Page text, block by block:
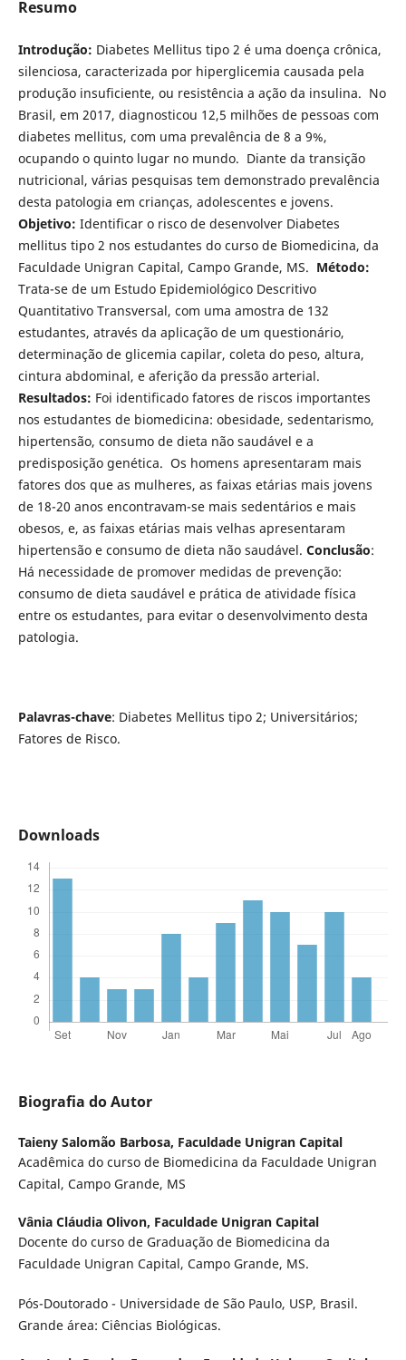
Resumo
Introdução: Diabetes Mellitus tipo 2 é uma doença crônica,
silenciosa, caracterizada por hiperglicemia causada pela
produção insuficiente, ou resistência a ação da insulina. No
Brasil, em 2017, diagnosticou 12,5 milhões de pessoas com
diabetes mellitus, com uma prevalência de 8 a 9%,
ocupando o quinto lugar no mundo. Diante da transição
nutricional, várias pesquisas tem demonstrado prevalência
desta patologia em crianças, adolescentes e jovens.
Objetivo: Identificar o risco de desenvolver Diabetes
mellitus tipo 2 nos estudantes do curso de Biomedicina, da
Faculdade Unigran Capital, Campo Grande, MS. Método:
Trata-se de um Estudo Epidemiológico Descritivo
Quantitativo Transversal, com uma amostra de 132
estudantes, através da aplicação de um questionário,
determinação de glicemia capilar, coleta do peso, altura,
cintura abdominal, e aferição da pressão arterial.
Resultados: Foi identificado fatores de riscos importantes
nos estudantes de biomedicina: obesidade, sedentarismo,
hipertensão, consumo de dieta não saudável e a
predisposição genética. Os homens apresentaram mais
fatores dos que as mulheres, as faixas etárias mais jovens
de 18-20 anos encontravam-se mais sedentários e mais
obesos, e, as faixas etárias mais velhas apresentaram
hipertensão e consumo de dieta não saudável. Conclusão:
Há necessidade de promover medidas de prevenção:
consumo de dieta saudável e prática de atividade física
entre os estudantes, para evitar o desenvolvimento desta
patologia.
Palavras-chave: Diabetes Mellitus tipo 2; Universitários;
Fatores de Risco.
Downloads
Biografia do Autor
Taieny Salomão Barbosa, Faculdade Unigran Capital
Acadêmica do curso de Biomedicina da Faculdade Unigran
Capital, Campo Grande, MS
Vânia Cláudia Olivon, Faculdade Unigran Capital
Docente do curso de Graduação de Biomedicina da
Faculdade Unigran Capital, Campo Grande, MS.
Pós-Doutorado - Universidade de São Paulo, USP, Brasil.
Grande área: Ciências Biológicas.